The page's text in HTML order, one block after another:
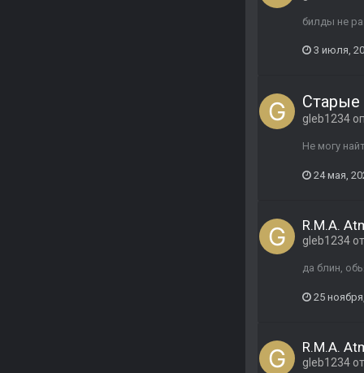
билды не
3 июля,
gleb1234
Не могу
24 мая,
R.M.A.
gleb1234
да блин,
25
R.M.A.
gleb1234